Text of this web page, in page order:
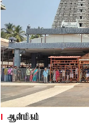
ஆன்மிகம்